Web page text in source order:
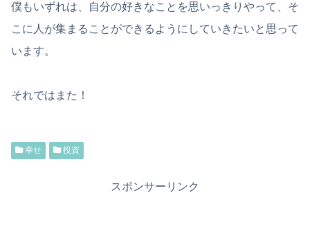
僕もいずれは、自分の好きなことを思いっきりやって、そ
こに人が集まることができるようにしていきたいと思って
います。
それではまた！
幸せ 投資
スポンサーリンク